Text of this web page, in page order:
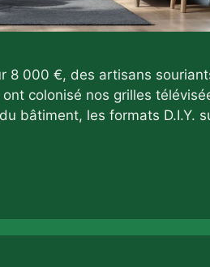
8 000 €, des artisans
colonisé nos grilles
bâtiment, les formats D.I.Y.